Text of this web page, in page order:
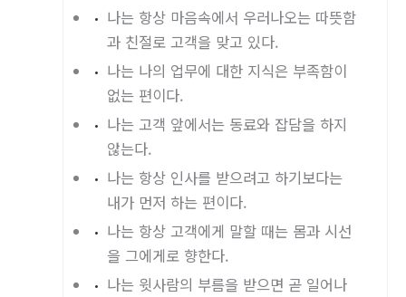
나는 항상 마음속에서 우러나오는 따뜻함
과 친절로 고객을 맞고 있다.
나는 나의 업무에 대한 지식은 부족함이
없는 편이다.
나는 고객 앞에서는 동료와 잡담을 하지
않는다.
나는 항상 인사를 받으려고 하기보다는
내가 먼저 하는 편이다.
나는 항상 고객에게 말할 때는 몸과 시선
을 그에게로 향한다.
나는 윗사람의 부름을 받으면 곧 일어나